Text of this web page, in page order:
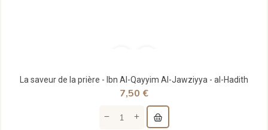
La saveur de la prière - Ibn Al-Qayyim Al-Jawziyya - al-Hadith
7,50 €